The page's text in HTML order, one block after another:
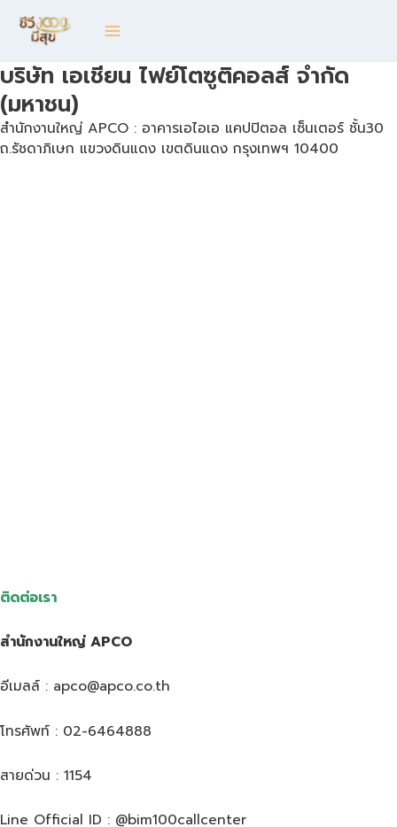
content
Main
บริษัท เอเชียน ไฟย์โตซูติคอลส์ จำกัด
(มหาชน)
สำนักงานใหญ่ APCO : อาคารเอไอเอ แคปปิตอล เซ็นเตอร์ ชั้น30
ถ.รัชดาภิเษก แขวงดินแดง เขตดินแดง กรุงเทพฯ 10400
ติดต่อเรา
สำนักงานใหญ่ APCO
อีเมลล์ : apco@apco.co.th
โทรศัพท์ : 02-6464888
สายด่วน : 1154
Line Official ID : @bim100callcenter